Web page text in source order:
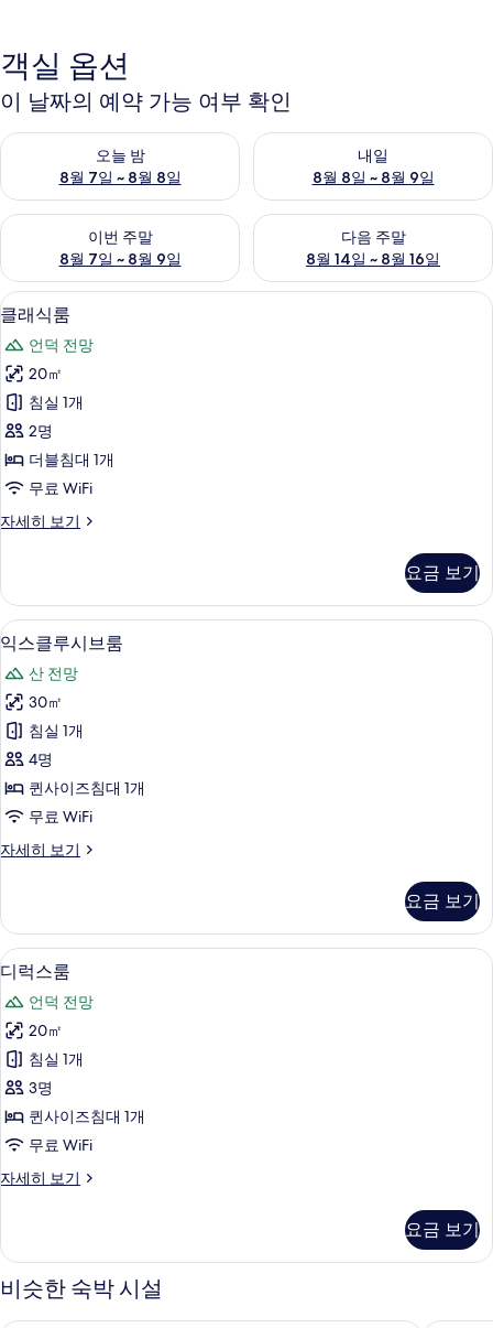
객실 옵션
이 날짜의 예약 가능 여부 확인
오늘 밤
8월 7일 ~ 8월 8일
오늘 밤 예약 가능 여부 확인, 8월 7일 ~ 8월 8일
내일
8월 8일 ~ 8월 9일
내일 예약 가능 여부 확인, 8월
이번 주말
8월 7일 ~ 8월 9일
이번 주말 예약 가능 여부 확인, 8월 7일 ~ 8월 9일
다음 주말
8월 14일 ~ 8월 16일
다음 주말 예약 가능 여부 확인,
클
래
식
룸
사
진
모
보
클래식룸 | 1 개의 침실, 고급 침구, 무료
5
클래식룸
언덕 전망
20㎡
침실 1개
2명
더블침대 1개
무료 WiFi
자세히 보기
클
자
세
히
보
기
요금 보기
익
스
클
루
시
브
룸
진
두
보
기
익스클루시브룸 | 1 개의 침실, 고급 침
5
익스클루시브룸
산 전망
30㎡
침실 1개
4명
퀸사이즈침대 1개
무료 WiFi
자세히 보기
익
시
브
룸
자
세
히
보
기
요금 보기
디
럭
스
룸
사
진
모
보
디럭스룸 | 1 개의 침실, 고급 침구, 무료
6
디럭스룸
언덕 전망
20㎡
침실 1개
3명
퀸사이즈침대 1개
무료 WiFi
자세히 보기
디
자
세
히
요금 보기
비슷한 숙박 시설